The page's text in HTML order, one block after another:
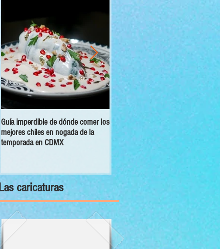
Guía imperdible de dónde comer los
mejores chiles en nogada de la
temporada en CDMX
Las caricaturas